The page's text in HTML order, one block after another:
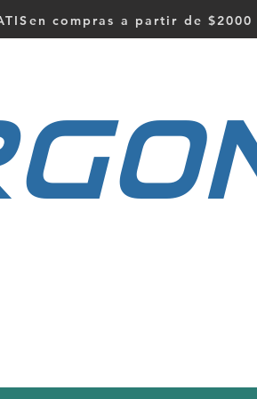
compras a partir de